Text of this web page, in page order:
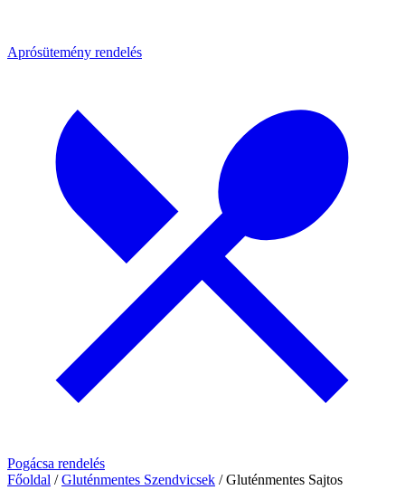
Aprósütemény rendelés
Pogácsa rendelés
Főoldal /Gluténmentes Szendvicsek /Gluténmentes Sajtos